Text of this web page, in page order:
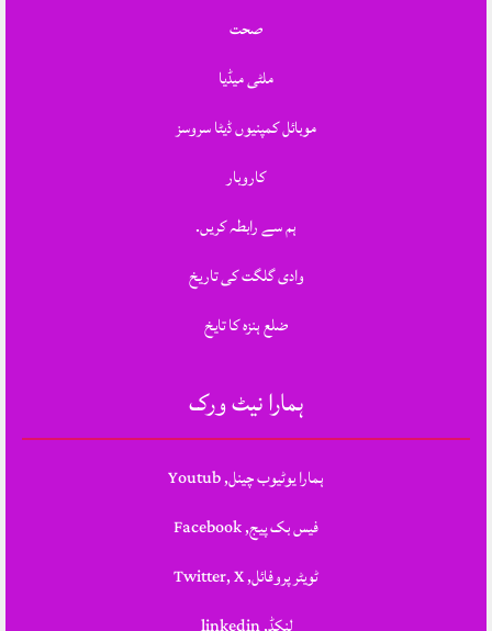
صحت
ملٹی میڈیا
موبائل کمپنیوں ڈیٹا سروسز
کاروبار
ہم سے رابطہ کریں.
وادی گلگت کی تاریخ
ضلع ہنزہ کا تایخ
ہمارا نیٹ ورک
ہمارا یوٹیوب چینل, Youtub
فیس بک پیج, Facebook
ٹویٹر پروفائل, Twitter, X